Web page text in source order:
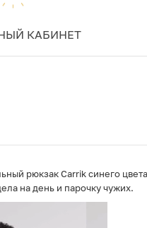
КАБИНЕТ
рюкзак Carrik синего
на день и парочку чужих.